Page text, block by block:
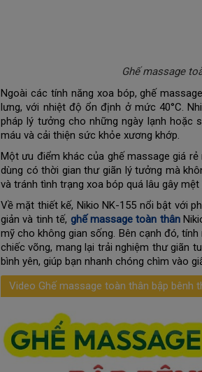
Ghế massage
Ngoài các tính năng xoa bóp, ghế
lưng, với nhiệt độ ổn định ở mức 40°C.
pháp lý tưởng cho những ngày lạnh hoặc
máu và cải thiện sức khỏe xương khớp.
Một ưu điểm khác của ghế massage giá
dùng có thời gian thư giãn lý tưởng mà
và tránh tình trạng xoa bóp quá lâu gây
Về mặt thiết kế, Nikio NK-155 nổi bật với
giản và tinh tế, ghế massage toàn thân
mỹ cho không gian sống. Bên cạnh đó,
chiếc võng, mang lại trải nghiệm thư giãn
bình yên, giúp bạn nhanh chóng chìm vào
Video Ghế massage toàn thân bập bênh